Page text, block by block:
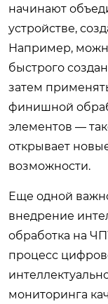
начинают
устройстве,
Например,
быстрого
затем
финишной
элементов —
открывает
возможности.
Еще одной
внедрение
обработка на
процесс
мониторинга